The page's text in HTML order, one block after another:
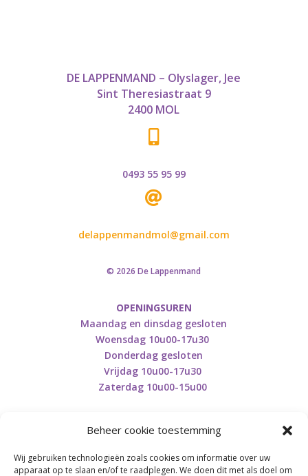
Beheer cookie toestemming
Wij gebruiken technologieën zoals cookies om informatie over uw
apparaat op te slaan en/of te raadplegen. We doen dit met als doel om
DE LAPPENMAND – Olyslager, Jee
Sint Theresiastraat 9
2400 MOL

0493 55 95 99

delappenmandmol@gmail.com
© 2026 De Lappenmand
OPENINGSUREN
Maandag en dinsdag gesloten
Woensdag 10u00-17u30
Donderdag gesloten
Vrijdag 10u00-17u30
Zaterdag 10u00-15u00
Retourneren en herroepen